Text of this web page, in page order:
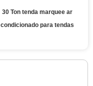
30 Ton tenda marquee ar
condicionado para tendas